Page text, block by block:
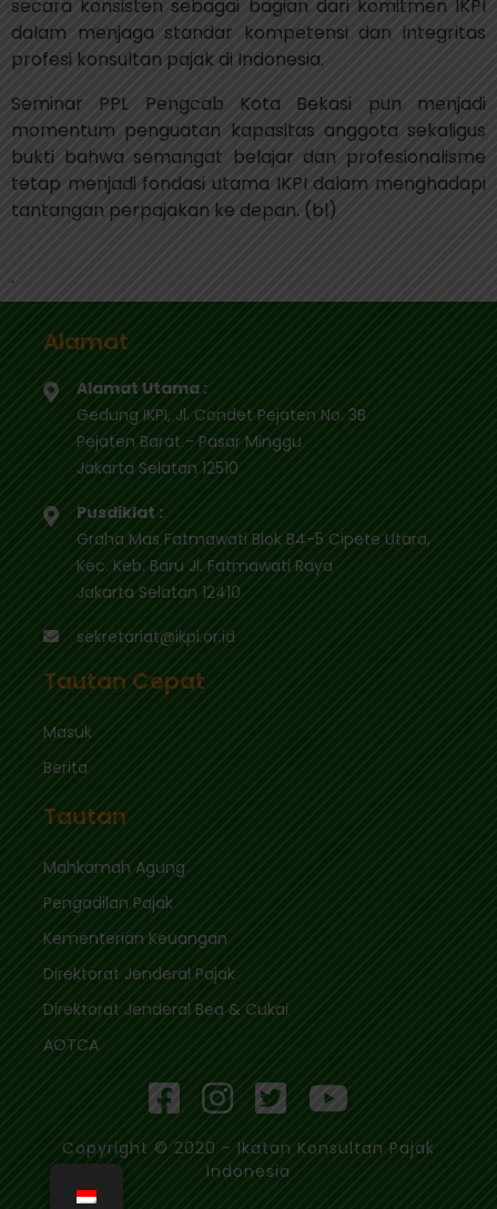
secara konsisten sebagai bagian dari komitmen IKPI
dalam menjaga standar kompetensi dan integritas
profesi konsultan pajak di Indonesia.
Seminar PPL Pengcab Kota Bekasi pun menjadi
momentum penguatan kapasitas anggota sekaligus
bukti bahwa semangat belajar dan profesionalisme
tetap menjadi fondasi utama IKPI dalam menghadapi
tantangan perpajakan ke depan. (bl)
.
Alamat
Alamat Utama :
Gedung IKPI, Jl. Condet Pejaten No. 3B
Pejaten Barat - Pasar Minggu
Jakarta Selatan 12510
Pusdiklat :
Graha Mas Fatmawati Blok B4-5 Cipete Utara,
Kec. Keb. Baru Jl. Fatmawati Raya
Jakarta Selatan 12410
sekretariat@ikpi.or.id
Tautan Cepat
Masuk
Berita
Tautan
Mahkamah Agung
Pengadilan Pajak
Kementerian Keuangan
Direktorat Jenderal Pajak
Direktorat Jenderal Bea & Cukai
AOTCA
Copyright © 2020 - Ikatan Konsultan Pajak
Indonesia